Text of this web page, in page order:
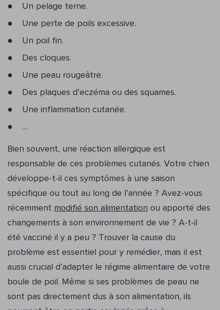
Un pelage terne.
Une perte de poils excessive.
Un poil fin.
Des cloques.
Une peau rougeâtre.
Des plaques d’eczéma ou des squames.
Une inflammation cutanée.
…
Bien souvent, une réaction allergique est
responsable de ces problèmes cutanés. Votre chien
développe-t-il ces symptômes à une saison
spécifique ou tout au long de l’année ? Avez-vous
récemment modifié son alimentation ou apporté des
changements à son environnement de vie ? A-t-il
été vacciné il y a peu ? Trouver la cause du
problème est essentiel pour y remédier, mais il est
aussi crucial d’adapter le régime alimentaire de votre
boule de poil. Même si ses problèmes de peau ne
sont pas directement dus à son alimentation, ils